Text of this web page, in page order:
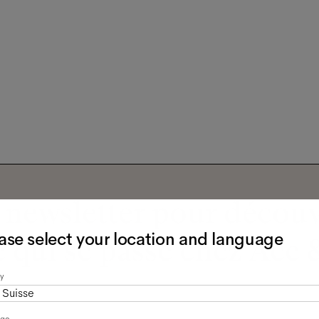
pour
se passe chez Ace
select your location and language
Suisse